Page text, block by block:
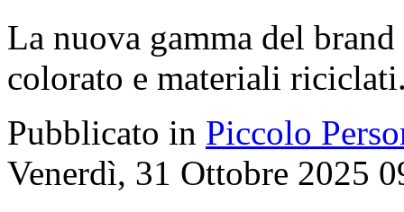
La nuova gamma del
colorato e materiali
Pubblicato in Piccolo
Venerdì, 31 Ottobre 2025